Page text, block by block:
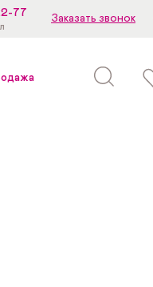
77
Заказать звонок